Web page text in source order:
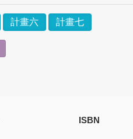
計畫六 計畫七
ISBN